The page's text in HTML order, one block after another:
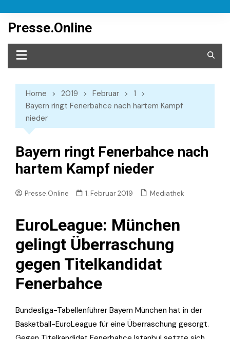
content
Presse.Online
Home 2019 Februar
1
Bayern ringt Fenerbahce nach hartem Kampf
nieder
Bayern ringt Fenerbahce nach
hartem Kampf nieder
Presse.Online 1. Februar 2019 Mediathek
EuroLeague: München
gelingt Überraschung
gegen Titelkandidat
Fenerbahce
Bundesliga-Tabellenführer Bayern München hat in der
Basketball-EuroLeague für eine Überraschung gesorgt.